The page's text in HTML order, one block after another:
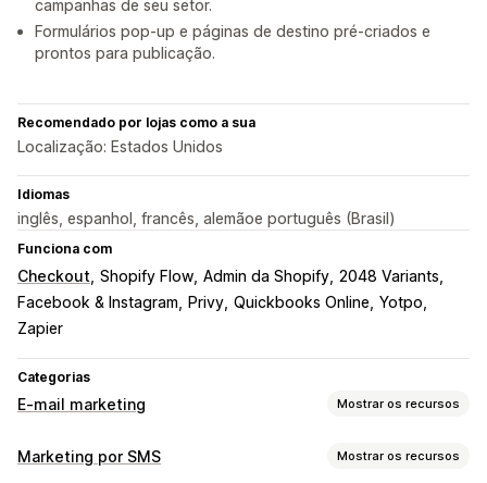
campanhas de seu setor.
Formulários pop-up e páginas de destino pré-criados e
prontos para publicação.
Recomendado por lojas como a sua
Localização: Estados Unidos
Idiomas
inglês, espanhol, francês, alemãoe português (Brasil)
Funciona com
Checkout Shopify Flow Admin da Shopify 2048 Variants
Facebook & Instagram
Privy Quickbooks Online Yotpo
Zapier
Categorias
E-mail marketing Mostrar os recursos
Tipos de campanhas
Marketing por SMS Mostrar os recursos